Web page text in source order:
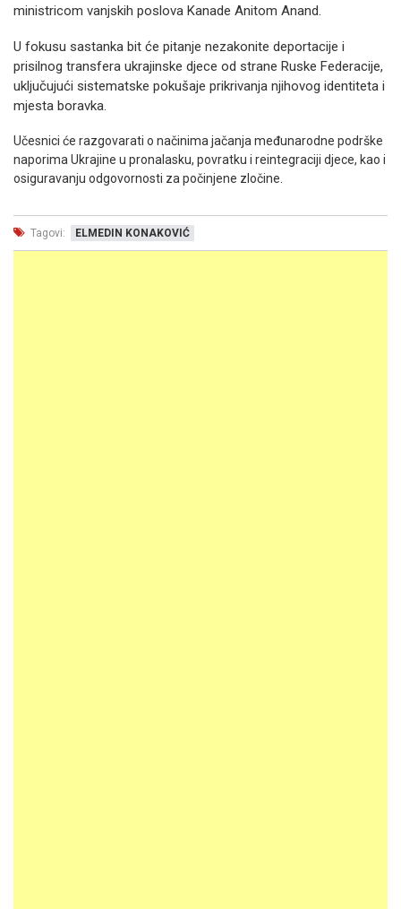
ministricom vanjskih poslova Kanade Anitom Anand.
U fokusu sastanka bit će pitanje nezakonite deportacije i
prisilnog transfera ukrajinske djece od strane Ruske Federacije,
uključujući sistematske pokušaje prikrivanja njihovog identiteta i
mjesta boravka.
Učesnici će razgovarati o načinima jačanja međunarodne podrške
naporima Ukrajine u pronalasku, povratku i reintegraciji djece, kao i
osiguravanju odgovornosti za počinjene zločine.
Tagovi: ELMEDIN KONAKOVIĆ